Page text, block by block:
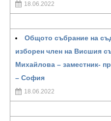
18.06.2022
Общото събрание на
изборен член на Висшия
Михайлова – заместник-
– София
18.06.2022